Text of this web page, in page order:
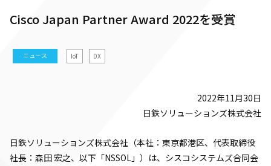
Cisco Japan Partner Award 2022を受賞
ニュース IoT DX
2022年11月30日
日鉄ソリューションズ株式会社
日鉄ソリューションズ株式会社（本社：東京都港区、代表取締役
社長：森田 宏之、以下「NSSOL」）は、シスコシステムズ合同会